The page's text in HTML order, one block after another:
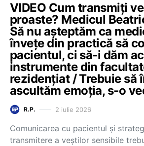
VIDEO Cum transmiți
proaste? Medicul
Să nu așteptăm ca
învețe din practică să
pacientul, ci să-i dăm
instrumente din
rezidențiat / Trebuie să
ascultăm emoția, s-o
R.P. 2 iulie 2026
Comunicarea cu pacientul și
transmitere a veștilor sensibile